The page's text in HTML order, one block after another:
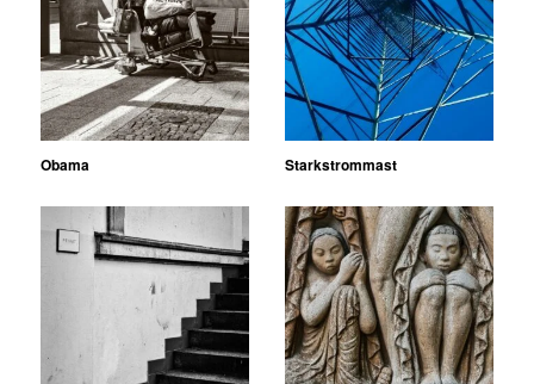
Obama Starkstrommast